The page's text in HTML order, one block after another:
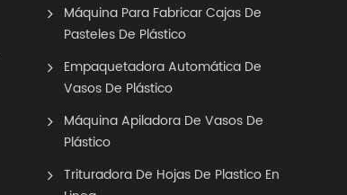
Máquina Para Fabricar Cajas De
Pasteles De Plástico
Empaquetadora Automática De
Vasos De Plástico
Máquina Apiladora De Vasos De
Plástico
Trituradora De Hojas De Plastico En